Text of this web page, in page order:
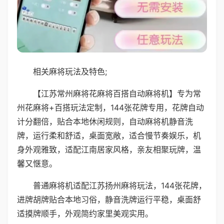
相关麻将玩法及特色;
【江苏常州麻将花麻将百搭自动麻将机】专为常
州花麻将+百搭玩法定制，144张花牌专用，花牌自动
计分翻倍，贴合本地休闲规则，自动麻将机静音洗
牌，运行柔和舒适，桌面宽敞，适合慢节奏娱乐，机
身外观雅致，适配江南居家风格，亲友相聚玩牌，温
馨又惬意。
普通麻将机适配江苏扬州麻将玩法，144张花牌，
进牌胡牌贴合本地习俗，静音洗牌运行平稳，桌面舒
适摸牌顺手，外观简约家里美观实用。